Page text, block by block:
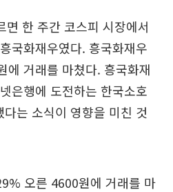
면 한 주간 코스피 시장에서
국화재우였다. 흥국화재우
거래를 마쳤다. 흥국화재
은행에 도전하는 한국소호
는 소식이 영향을 미친 것
오른 4600원에 거래를 마